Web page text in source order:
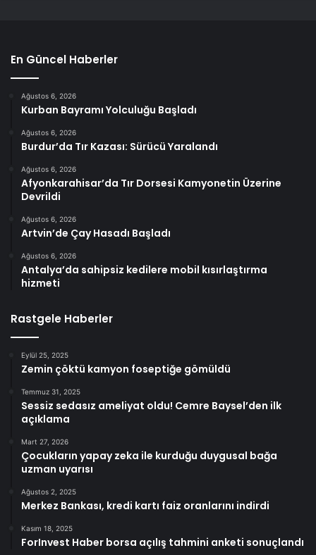
En Güncel Haberler
Ağustos 6, 2026
Kurban Bayramı Yolculuğu Başladı
Ağustos 6, 2026
Burdur’da Tır Kazası: Sürücü Yaralandı
Ağustos 6, 2026
Afyonkarahisar’da Tır Dorsesi Kamyonetin Üzerine
Devrildi
Ağustos 6, 2026
Artvin’de Çay Hasadı Başladı
Ağustos 6, 2026
Antalya’da sahipsiz kedilere mobil kısırlaştırma
hizmeti
Rastgele Haberler
Eylül 25, 2025
Zemin çöktü kamyon foseptiğe gömüldü
Temmuz 31, 2025
Sessiz sedasız ameliyat oldu! Cemre Baysel’den ilk
açıklama
Mart 27, 2026
Çocukların yapay zeka ile kurduğu duygusal bağa
uzman uyarısı
Ağustos 2, 2025
Merkez Bankası, kredi kartı faiz oranlarını indirdi
Kasım 18, 2025
ForInvest Haber borsa açılış tahmini anketi sonuçlandı